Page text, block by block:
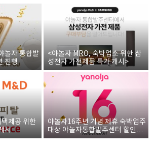
놀자 통합발
진행
<야놀자 MRO, 숙박업소 위한 삼
성전자 가전제품 특가 개시>
제공 위한
시
야놀자16주년 기념 제휴 숙박업주
대상 야놀자통합발주센터 할인쿠
폰 증정